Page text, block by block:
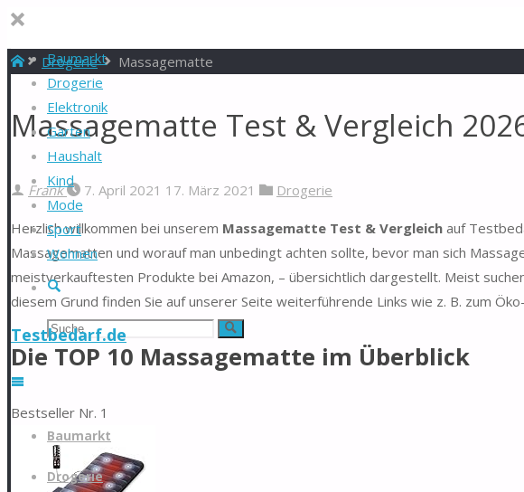
Baumarkt
Drogerie
Elektronik
Garten
Haushalt
Kind
Mode
Sport
Wohnen
Suche
Suchen
nach:
Suche
Testbedarf.de
springen
Baumarkt
Drogerie
StartDrogerie Massagematte
Massagematte Test & Vergleich
Frank 7. April 2021 17. März 2021 Drogerie
Herzlich willkommen bei unserem Massagematte Test & Vergleich auf
Massagematten und worauf man unbedingt achten sollte, bevor man sich
meistverkauftesten Produkte bei Amazon, – übersichtlich dargestellt. Meist
diesem Grund finden Sie auf unserer Seite weiterführende Links wie z. B. zum
Die TOP 10 Massagematte im Überblick
Bestseller Nr. 1